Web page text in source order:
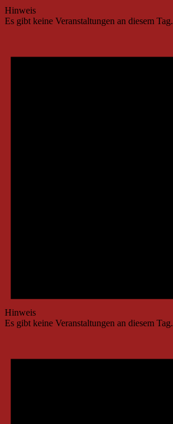
Hinweis
Es gibt keine Veranstaltungen an diesem Tag.
Hinweis
Es gibt keine Veranstaltungen an diesem Tag.